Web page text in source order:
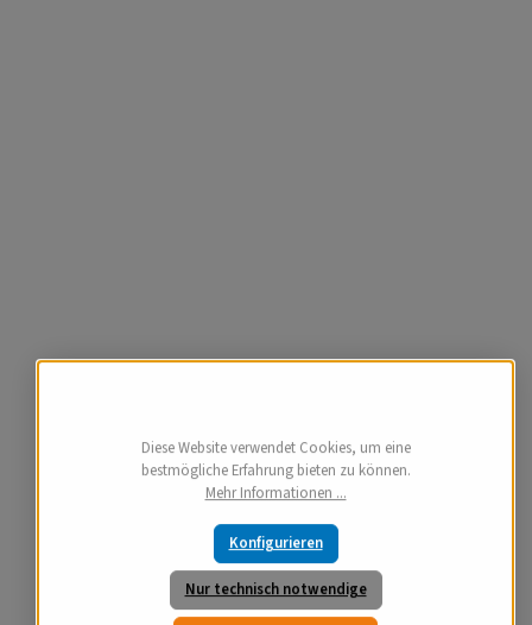
Diese Website verwendet Cookies, um eine
bestmögliche Erfahrung bieten zu können.
Mehr Informationen ...
Nur technisch notwendige
Konfigurieren